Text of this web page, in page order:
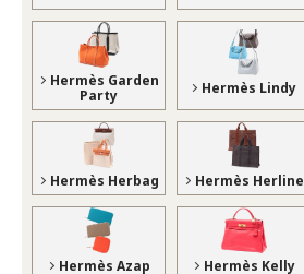
Hermès Garden
Party
Hermès Lindy
Hermès Herbag Hermès Herline
Hermès Azap Hermès Kelly